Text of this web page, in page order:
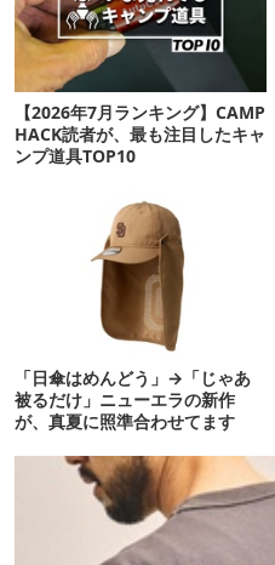
【2026年7月ランキング】CAMP
HACK読者が、最も注目したキャ
ンプ道具TOP10
「日傘はめんどう」→「じゃあ
被るだけ」ニューエラの新作
が、真夏に照準合わせてます